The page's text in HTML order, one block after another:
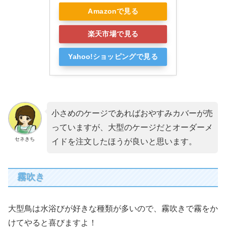
Amazonで見る
楽天市場で見る
Yahoo!ショッピングで見る
セネきち
小さめのケージであればおやすみカバーが売
っていますが、大型のケージだとオーダーメ
イドを注文したほうが良いと思います。
霧吹き
大型鳥は水浴びが好きな種類が多いので、霧吹きで霧をか
けてやると喜びますよ！